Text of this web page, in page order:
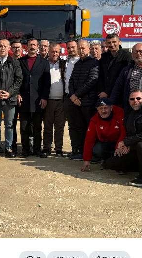
Bursa Bölge
Manda Köyü’nün 50 yıllık
üreticisi manda sucuğu ve
yoğurduyla fark oluşturdu